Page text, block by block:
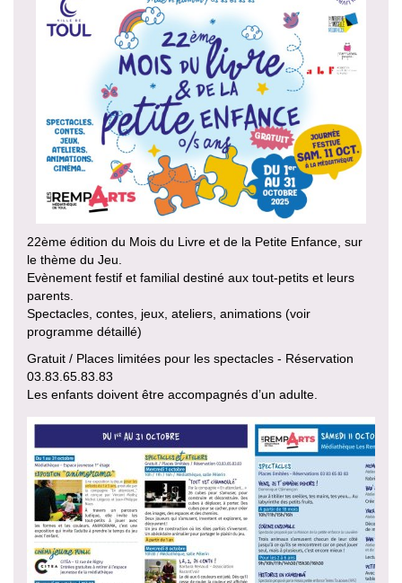
22ème édition du Mois du Livre et de la Petite Enfance, sur
le thème du Jeu.
Evènement festif et familial destiné aux tout-petits et leurs
parents.
Spectacles, contes, jeux, ateliers, animations (voir
programme détaillé)
Gratuit / Places limitées pour les spectacles - Réservation
03.83.65.83.83
Les enfants doivent être accompagnés d’un adulte.